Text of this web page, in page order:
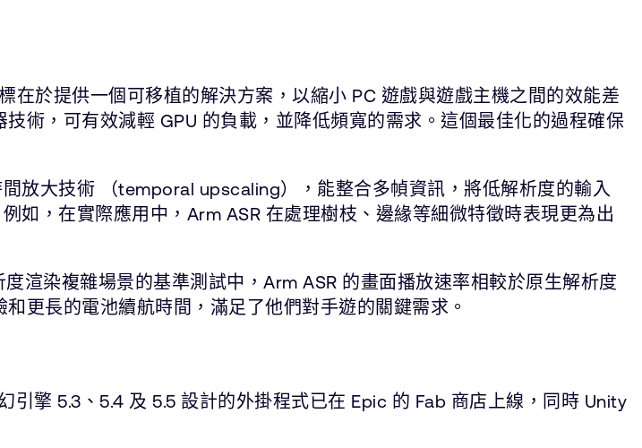
在於提供一個可移植的解決方案，以縮小 PC 遊戲與遊戲主機之間的效能差
術，可有效減輕 GPU 的負載，並降低頻寬的需求。這個最佳化的過程確保
放大技術 （temporal upscaling），能整合多幀資訊，將低解析度的輸入
如，在實際應用中，Arm ASR 在處理樹枝、邊緣等細微特徵時表現更為出
渲染複雜場景的基準測試中，Arm ASR 的畫面播放速率相較於原生解析度
更長的電池續航時間，滿足了他們對手遊的關鍵需求。
擎 5.3、5.4 及 5.5 設計的外掛程式已在 Epic 的 Fab 商店上線，同時 Unity